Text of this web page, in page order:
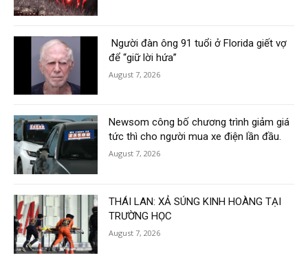
Người đàn ông 91 tuổi ở Florida giết vợ
để “giữ lời hứa”
August 7, 2026
Newsom công bố chương trình giảm giá
tức thì cho người mua xe điện lần đầu.
August 7, 2026
THÁI LAN: XẢ SÚNG KINH HOÀNG TẠI
TRƯỜNG HỌC
August 7, 2026